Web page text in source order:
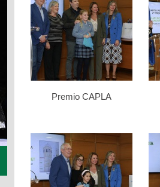
Premio CAPLA